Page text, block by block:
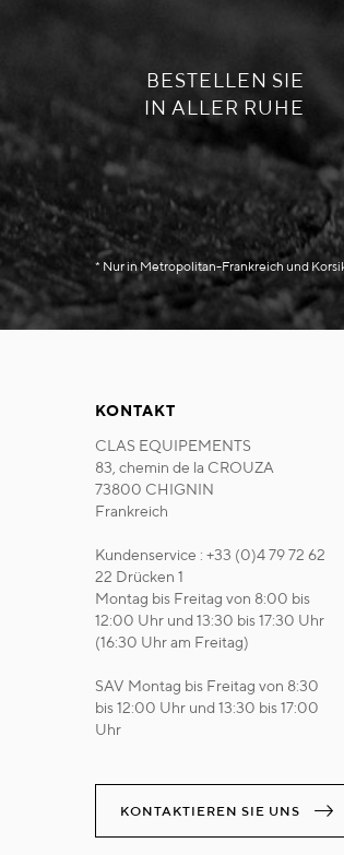
BESTELLEN SIE
IN ALLER RUHE
* Nur in Metropolitan-Frankreich und
KONTAKT
CLAS EQUIPEMENTS
83, chemin de la CROUZA
73800 CHIGNIN
Frankreich
Kundenservice : +33 (0)4 79 72 62
22 Drücken 1
Montag bis Freitag von 8:00 bis
12:00 Uhr und 13:30 bis 17:30 Uhr
(16:30 Uhr am Freitag)
SAV Montag bis Freitag von 8:30
bis 12:00 Uhr und 13:30 bis 17:00
Uhr
KONTAKTIEREN SIE UNS